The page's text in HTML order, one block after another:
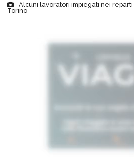
Alcuni lavoratori impiegati nei
Torino